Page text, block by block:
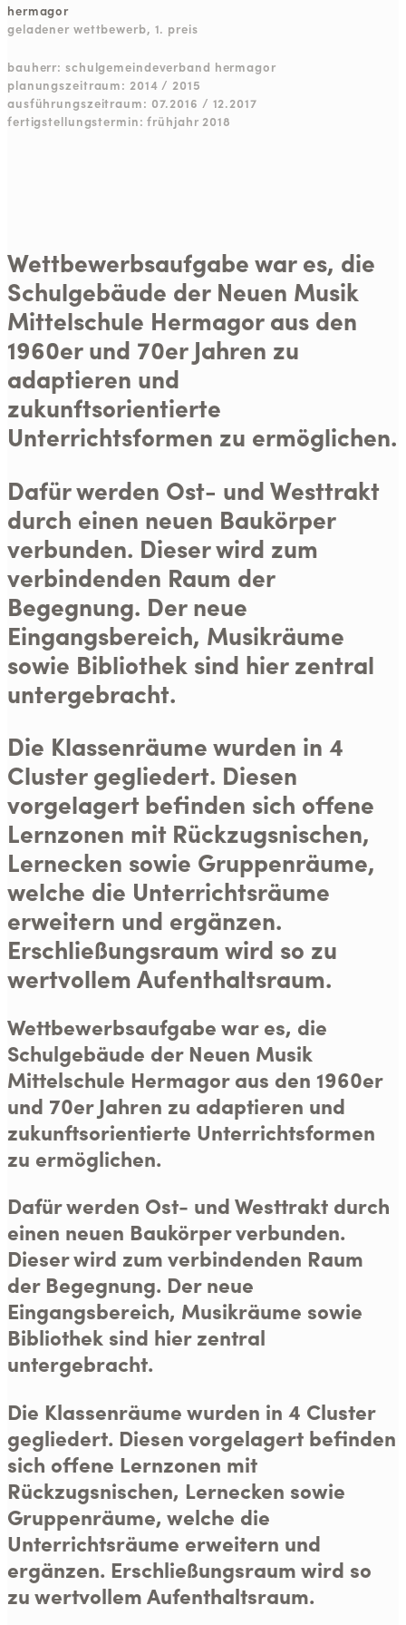
hermagor
geladener wettbewerb, 1. preis
bauherr: schulgemeindeverband hermagor
planungszeitraum: 2014 / 2015
ausführungszeitraum: 07.2016 / 12.2017
fertigstellungstermin: frühjahr 2018
Wettbewerbsaufgabe war es, die
Schulgebäude der Neuen Musik
Mittelschule Hermagor aus den
1960er und 70er Jahren zu
adaptieren und
zukunftsorientierte
Unterrichtsformen zu ermöglichen.
Dafür werden Ost- und Westtrakt
durch einen neuen Baukörper
verbunden. Dieser wird zum
verbindenden Raum der
Begegnung. Der neue
Eingangsbereich, Musikräume
sowie Bibliothek sind hier zentral
untergebracht.
Die Klassenräume wurden in 4
Cluster gegliedert. Diesen
vorgelagert befinden sich offene
Lernzonen mit Rückzugsnischen,
Lernecken sowie Gruppenräume,
welche die Unterrichtsräume
erweitern und ergänzen.
Erschließungsraum wird so zu
wertvollem Aufenthaltsraum.
Wettbewerbsaufgabe war es, die
Schulgebäude der Neuen Musik
Mittelschule Hermagor aus den 1960er
und 70er Jahren zu adaptieren und
zukunftsorientierte Unterrichtsformen
zu ermöglichen.
Dafür werden Ost- und Westtrakt durch
einen neuen Baukörper verbunden.
Dieser wird zum verbindenden Raum
der Begegnung. Der neue
Eingangsbereich, Musikräume sowie
Bibliothek sind hier zentral
untergebracht.
Die Klassenräume wurden in 4 Cluster
gegliedert. Diesen vorgelagert befinden
sich offene Lernzonen mit
Rückzugsnischen, Lernecken sowie
Gruppenräume, welche die
Unterrichtsräume erweitern und
ergänzen. Erschließungsraum wird so
zu wertvollem Aufenthaltsraum.